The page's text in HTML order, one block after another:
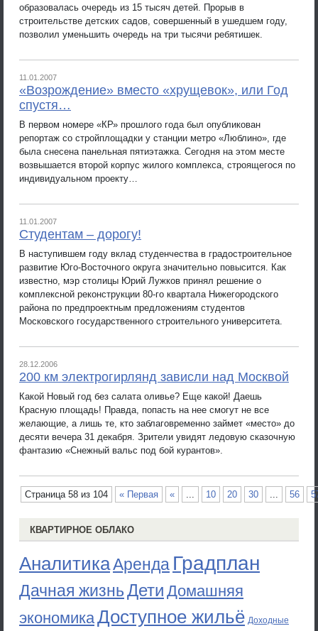
образовалась очередь из 15 тысяч детей. Прорыв в
строительстве детских садов, совершенный в ушедшем году,
позволил уменьшить очередь на три тысячи ребятишек.
11.01.2007
«Возрождение» вместо «хрущевок», или Год
спустя…
В первом номере «КР» прошлого года был опубликован
репортаж со стройплощадки у станции метро «Люблино», где
была снесена панельная пятиэтажка. Сегодня на этом месте
возвышается второй корпус жилого комплекса, строящегося по
индивидуальном проекту…
11.01.2007
Студентам – дорогу!
В наступившем году вклад студенчества в градостроительное
развитие Юго-Восточного округа значительно повысится. Как
известно, мэр столицы Юрий Лужков принял решение о
комплексной реконструкции 80-го квартала Нижегородского
района по предпроектным предложениям студентов
Московского государственного строительного университета.
28.12.2006
200 км электрогирлянд зависли над Москвой
Какой Новый год без салата оливье? Еще какой! Даешь
Красную площадь! Правда, попасть на нее смогут не все
желающие, а лишь те, кто заблаговременно займет «место» до
десяти вечера 31 декабря. Зрители увидят ледовую сказочную
фантазию «Снежный вальс под бой курантов».
Страница 58 из 104 « Первая « ... 10 20 30 ... 56
КВАРТИРНОЕ ОБЛАКО
АналитикаАренда Градплан
Дачная жизньДети Домашняя
экономикаДоступное жильё Доходные